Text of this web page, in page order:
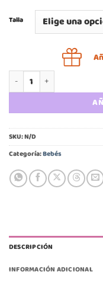
Talla
Pilucho bebé verano
SKU:N/D
Categoría:Bebés
DESCRIPCIÓN
INFORMACIÓN ADICIONAL